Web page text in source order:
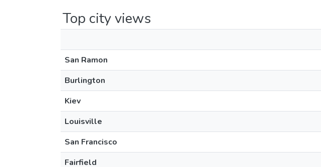
Top city views
San Ramon
Burlington
Kiev
Louisville
San Francisco
Fairfield